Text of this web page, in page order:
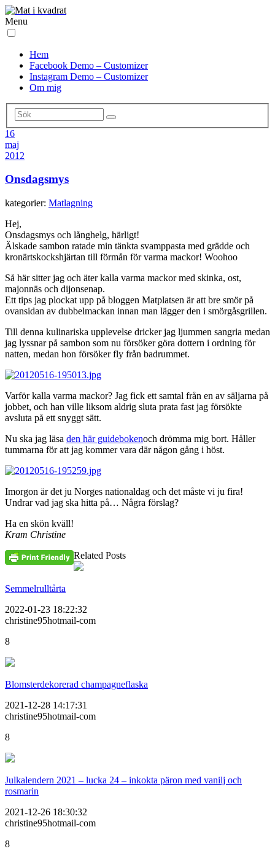
Menu
Hem
Facebook Demo – Customizer
Instagram Demo – Customizer
Om mig
16
maj
2012
Onsdagsmys
kategorier: Matlagning
Hej,
Onsdagsmys och långhelg, härligt!
Älskade sambon ratade min tänkta svamppasta med grädde och
kronärtskockshjärtan till förmån för varma mackor! Woohoo
Så här sitter jag och äter kalla varma mackor med skinka, ost,
majonnäs och dijonsenap.
Ett tips jag plockat upp på bloggen Matplatsen är att bre smör på
ovansidan av dubbelmackan innan man lägger den i smörgåsgrillen.
Till denna kulinariska upplevelse dricker jag ljummen sangria medan
jag lyssnar på sambon som nu försöker göra dottern i ordning för
natten, medan hon försöker fly från badrummet.
Varför kalla varma mackor? Jag fick ett samtal från en av säljarna på
jobbet, och han ville liksom aldrig sluta prata fast jag försökte
avsluta på ett snyggt sätt.
Nu ska jag läsa den här guidebokenoch drömma mig bort. Håller
tummarna för att jag kommer vara där någon gång i höst.
Imorgon är det ju Norges nationaldag och det måste vi ju fira!
Undrar vad jag ska hitta på… Några förslag?
Ha en skön kväll!
Kram Christine
Related Posts
Semmelrulltårta
2022-01-23 18:22:32
christine95hotmail-com
8
Blomsterdekorerad champagneflaska
2021-12-28 14:17:31
christine95hotmail-com
8
Julkalendern 2021 – lucka 24 – inkokta päron med vanilj och
rosmarin
2021-12-26 18:30:32
christine95hotmail-com
8